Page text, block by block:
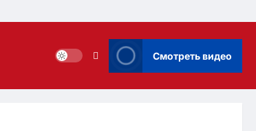
Смотреть видео